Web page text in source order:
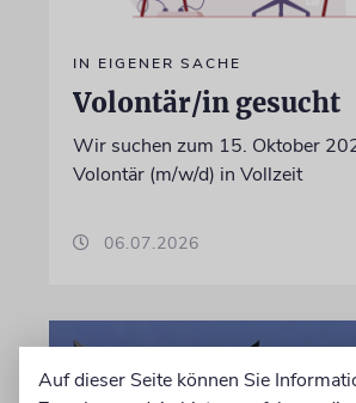
IN EIGENER SACHE
Volontär/in gesucht
Wir suchen zum 15. Oktober
Volontär (m/w/d) in Vollzeit
06.07.2026
Auf dieser Seite können Sie